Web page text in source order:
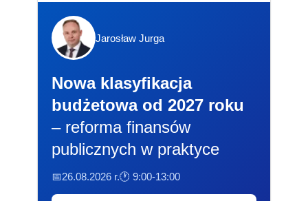
Jarosław Jurga
Nowa klasyfikacja
budżetowa od 2027 roku
– reforma finansów
publicznych w praktyce
📅26.08.2026 r.🕐 9:00-13:00